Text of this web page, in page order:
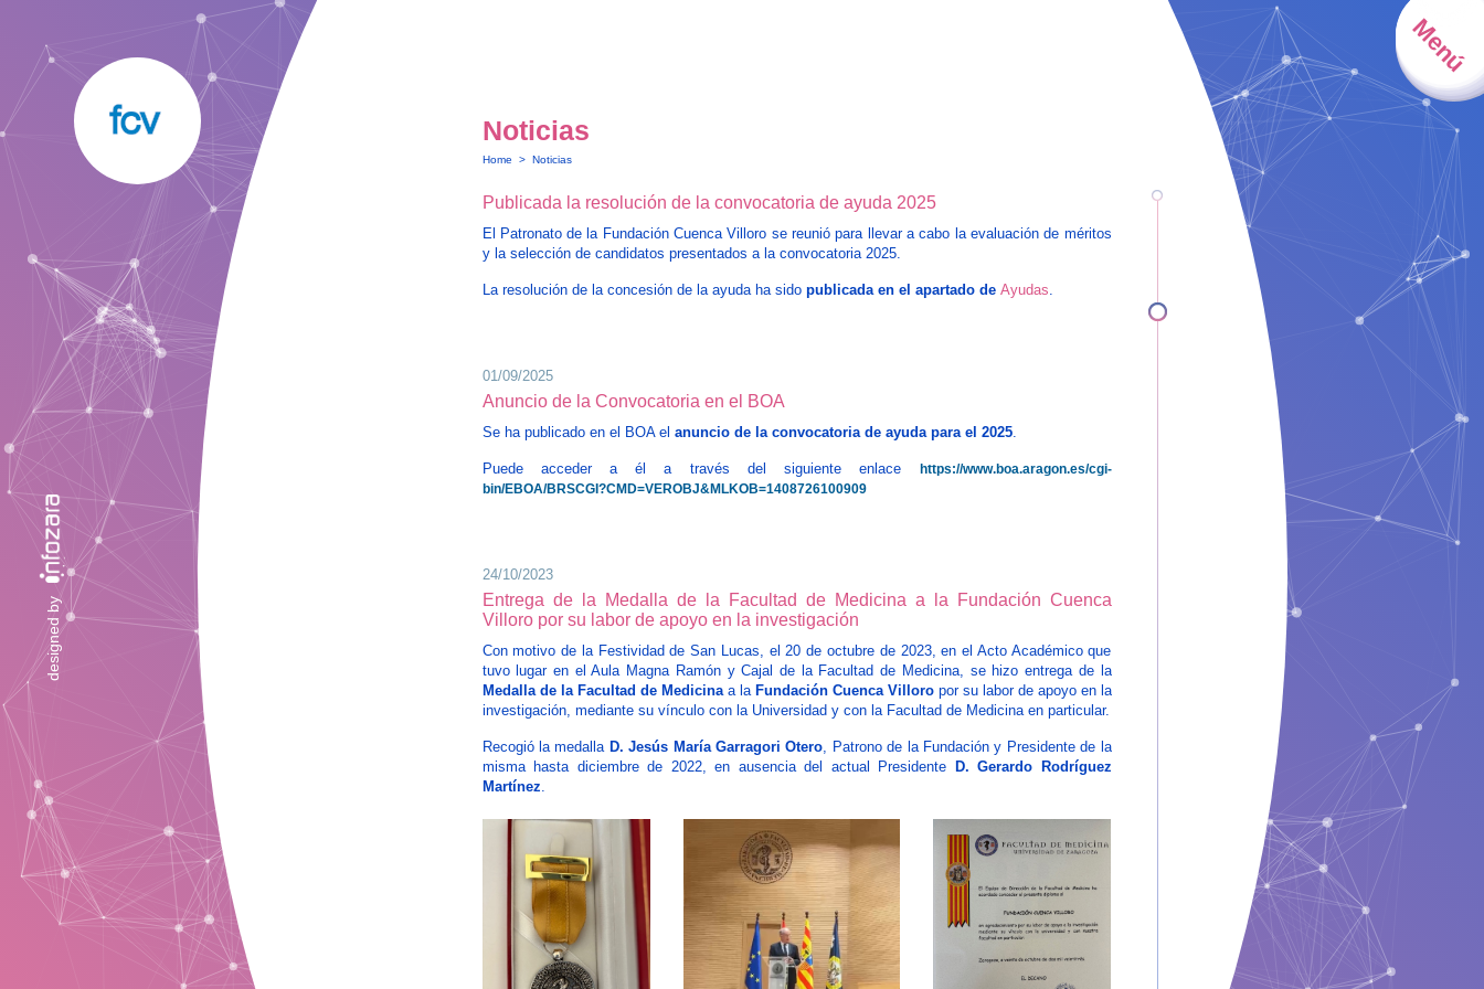
Menú
designed by
Noticias
Home > Noticias
Publicada la resolución de la convocatoria de ayuda 2025
El Patronato de la Fundación Cuenca Villoro se reunió para llevar a cabo la evaluación de méritos
y la selección de candidatos presentados a la convocatoria 2025.
La resolución de la concesión de la ayuda ha sido publicada en el apartado de Ayudas.
01/09/2025
Anuncio de la Convocatoria en el BOA
Se ha publicado en el BOA el anuncio de la convocatoria de ayuda para el 2025.
Puede acceder a él a través del siguiente enlace
https://www.boa.aragon.es/cgi-
bin/EBOA/BRSCGI?CMD=VEROBJ&MLKOB=1408726100909
24/10/2023
Entrega de la Medalla de la Facultad de Medicina a la Fundación Cuenca
Villoro por su labor de apoyo en la investigación
Con motivo de la Festividad de San Lucas, el 20 de octubre de 2023, en el Acto Académico que
tuvo lugar en el Aula Magna Ramón y Cajal de la Facultad de Medicina, se hizo entrega de la
Medalla de la Facultad de Medicinaa la Fundación Cuenca Villoropor su labor de apoyo en la
investigación, mediante su vínculo con la Universidad y con la Facultad de Medicina en particular.
Recogió la medalla D. Jesús María Garragori Otero, Patrono de la Fundación y Presidente de la
misma hasta diciembre de 2022, en ausencia del actual Presidente
D. Gerardo Rodríguez
Martínez.